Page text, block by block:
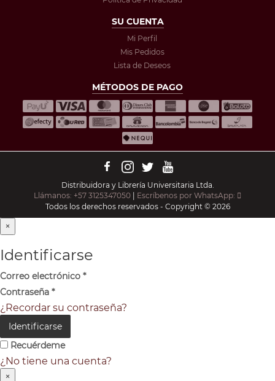
SU CUENTA
Mi Perfil
Mis Pedidos
Lista de Deseos
MÉTODOS DE PAGO
Distribuidora y Librería Universitaria Ltda.
Llámanos: +57 3125347050 | Escríbenos por WhatsApp:
Todos los derechos reservados - Copyright © 2026
×
Identificarse
Correo electrónico *
Contraseña *
¿Recordar su contraseña?
Identificarse
Recuérdeme
¿No tiene una cuenta?
×